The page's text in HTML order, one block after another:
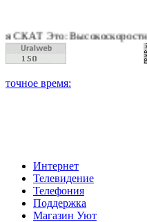
Это: Высокоскоростной
Интернет
Телевидение
Телефония
Поддержка
Магазин Уют